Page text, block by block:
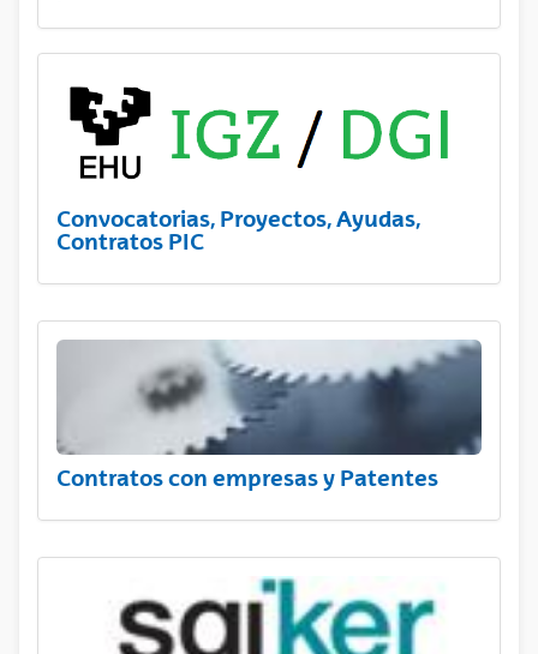
Convocatorias, Proyectos, Ayudas,
Contratos PIC
Contratos con empresas y Patentes